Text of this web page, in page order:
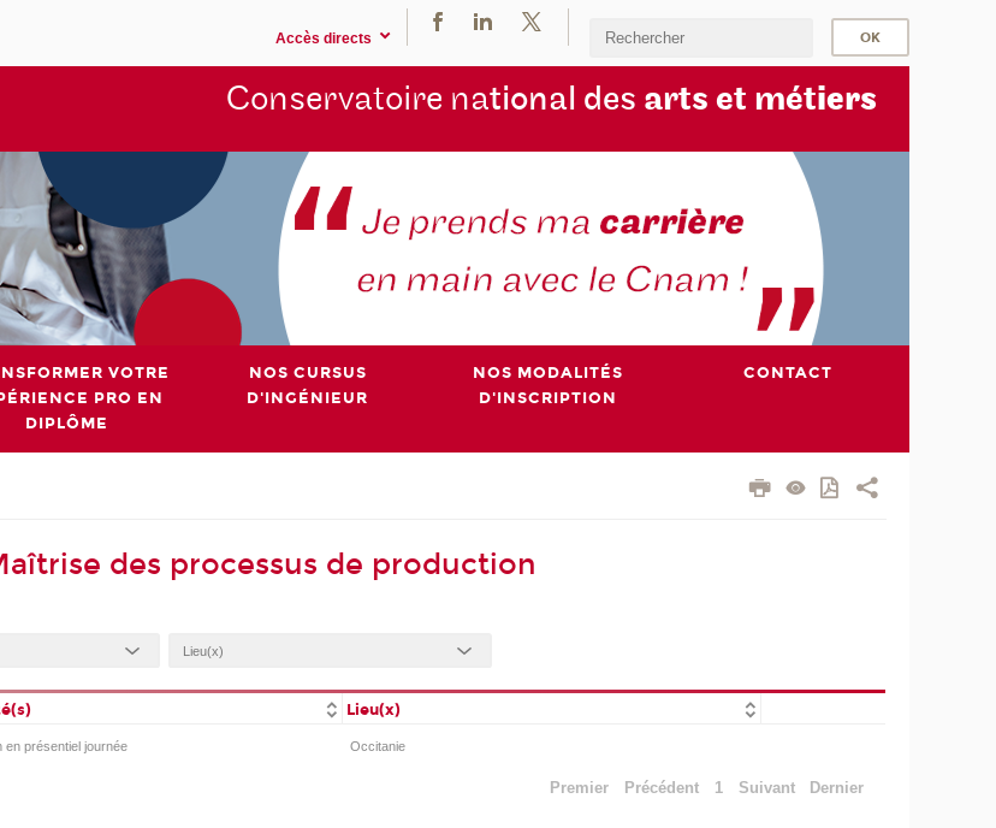
Accès directs
Conservatoire national des arts et métiers
VOTRE
PRO EN
DIPLÔME
NOS CURSUS
D'INGÉNIEUR
NOS MODALITÉS
D'INSCRIPTION
CONTACT
des processus de production
Lieu(x)
en présentiel journée Occitanie
Premier Précédent 1 Suivant Dernier